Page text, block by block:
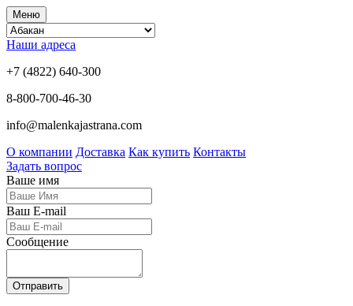
Меню
Наши адреса
+7 (4822) 640-300
8-800-700-46-30
info@malenkajastrana.com
О компании Доставка Как купить Контакты
Задать вопрос
Ваше имя
Ваш E-mail
Сообщение
Отправить